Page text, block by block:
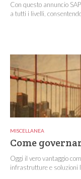
Con questo annuncio
a tutti i livelli,
MISCELLANEA
Come
Oggi il vero vantaggio
infrastrutture e soluzioni